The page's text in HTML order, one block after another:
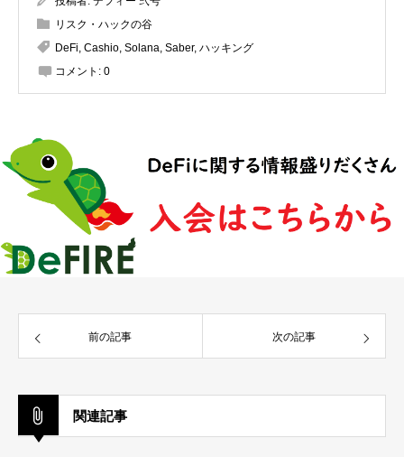
リスク・ハックの谷
DeFi, Cashio, Solana, Saber, ハッキング
コメント: 0
前の記事 次の記事
関連記事